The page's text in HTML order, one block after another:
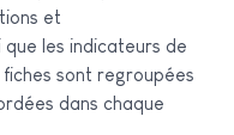
et
que les indicateurs de
fiches sont regroupées
dans chaque